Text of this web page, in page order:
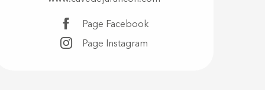
Page Facebook
Page Instagram